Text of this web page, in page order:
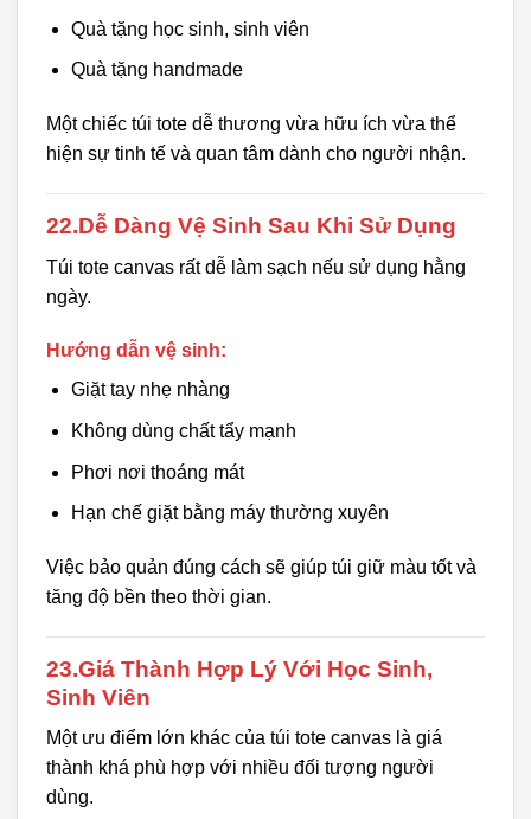
Quà tặng học sinh, sinh viên
Quà tặng handmade
Một chiếc túi tote dễ thương vừa hữu ích vừa thể
hiện sự tinh tế và quan tâm dành cho người nhận.
22.Dễ Dàng Vệ Sinh Sau Khi Sử Dụng
Túi tote canvas rất dễ làm sạch nếu sử dụng hằng
ngày.
Hướng dẫn vệ sinh:
Giặt tay nhẹ nhàng
Không dùng chất tẩy mạnh
Phơi nơi thoáng mát
Hạn chế giặt bằng máy thường xuyên
Việc bảo quản đúng cách sẽ giúp túi giữ màu tốt và
tăng độ bền theo thời gian.
23.Giá Thành Hợp Lý Với Học Sinh,
Sinh Viên
Một ưu điểm lớn khác của túi tote canvas là giá
thành khá phù hợp với nhiều đối tượng người
dùng.